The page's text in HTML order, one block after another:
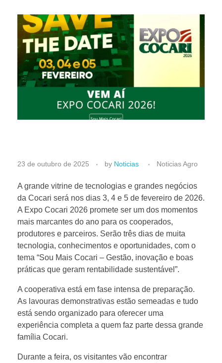
V
e
m
a
í
a
E
x
23 de outubro de 2025 by Noticias Noticias Agro
A grande vitrine de tecnologias e grandes negócios
da Cocari será nos dias 3, 4 e 5 de fevereiro de 2026.
A Expo Cocari 2026 promete ser um dos momentos
mais marcantes do ano para os cooperados,
produtores e parceiros. Serão três dias de muita
tecnologia, conhecimentos e oportunidades, com o
tema “Sou Mais Cocari – Gestão, inovação e boas
práticas que geram rentabilidade sustentável”.
A cooperativa está em fase intensa de preparação.
As lavouras demonstrativas estão semeadas e tudo
está sendo organizado para oferecer uma
experiência completa a quem faz parte dessa grande
família Cocari.
Durante a feira, os visitantes vão encontrar